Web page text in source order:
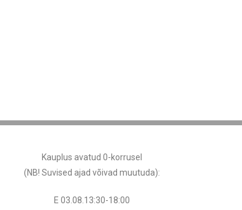
Kauplus avatud 0-korrusel
(NB! Suvised ajad võivad muutuda):
E 03.08.13:30-18:00